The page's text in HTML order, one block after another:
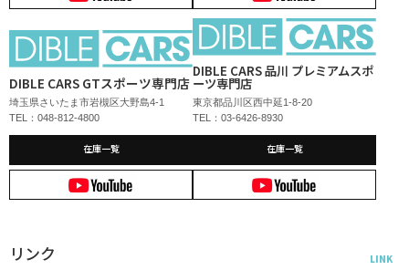
DIBLE CARS GTスポーツ専門店
埼玉県さいたま市岩槻区大野島4-1
TEL：048-812-4800
在庫一覧
DIBLE CARS 品川 プレミアムスポ
ーツ専門店
東京都品川区西中延1-8-20
TEL：03-6426-8930
在庫一覧
リンク